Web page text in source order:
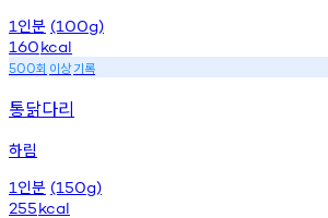
1 인분 (100g)
160kcal
500회 이상기록
통닭다리
하림
1 인분 (150g)
255kcal